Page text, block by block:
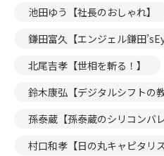
池田ゆう【社長のおしゃれ】
鎌田富久【エンジェル鎌田
北尾吉孝【世相を斬る！】
鈴木康弘【デジタルシフトの教
孫泰蔵【孫泰蔵のシリコンバ
村口和孝【日の丸キャピタリ